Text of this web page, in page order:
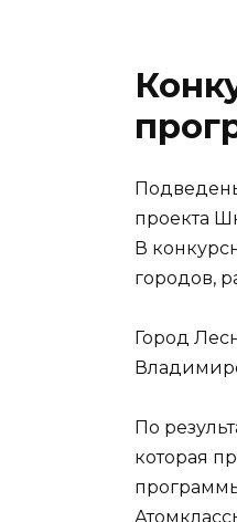
проекта
В
городов,
Город
По
которая